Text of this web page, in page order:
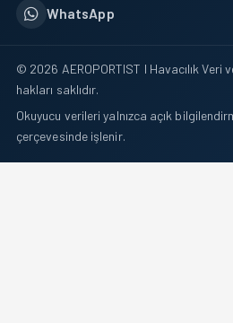
WhatsApp
© 2026 AEROPORTIST I Havacılık Veri
hakları saklıdır.
Okuyucu verileri yalnızca açık
çerçevesinde işlenir.